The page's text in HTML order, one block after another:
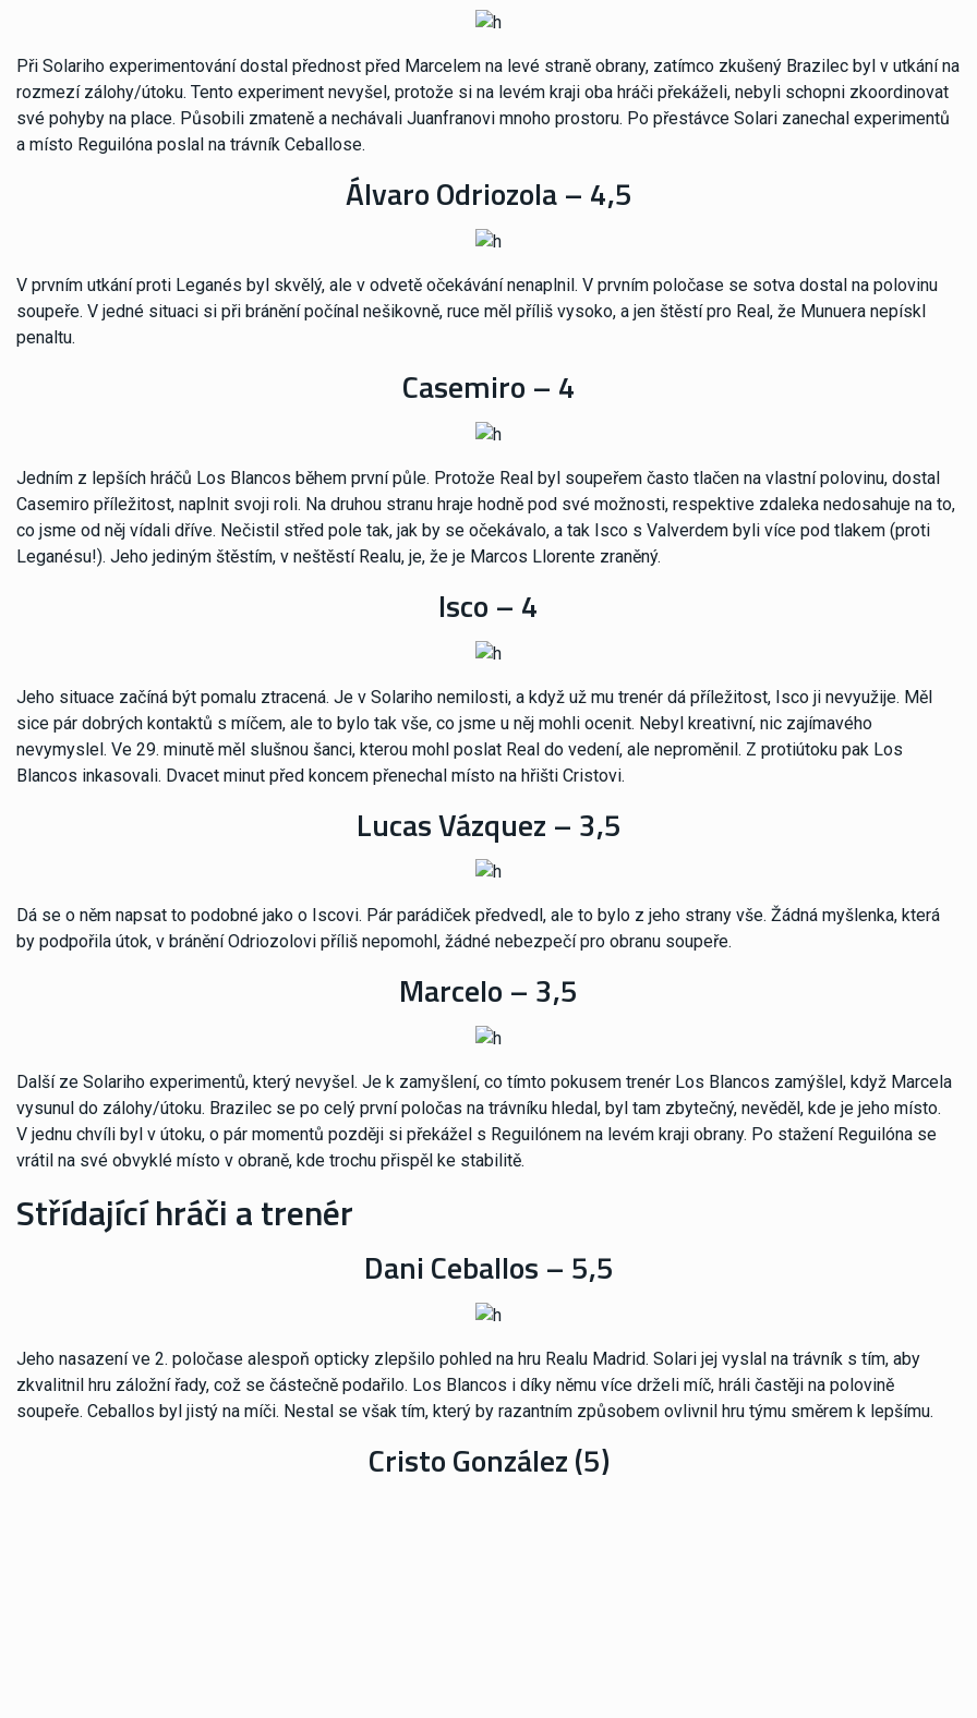
Při Solariho experimentování dostal přednost před Marcelem na levé straně obrany, zatímco zkušený Brazilec byl v utkání na
rozmezí zálohy/útoku. Tento experiment nevyšel, protože si na levém kraji oba hráči překáželi, nebyli schopni zkoordinovat
své pohyby na place. Působili zmateně a nechávali Juanfranovi mnoho prostoru. Po přestávce Solari zanechal experimentů
a místo Reguilóna poslal na trávník Ceballose.
Álvaro Odriozola – 4,5
V prvním utkání proti Leganés byl skvělý, ale v odvetě očekávání nenaplnil. V prvním poločase se sotva dostal na polovinu
soupeře. V jedné situaci si při bránění počínal nešikovně, ruce měl příliš vysoko, a jen štěstí pro Real, že Munuera nepískl
penaltu.
Casemiro – 4
Jedním z lepších hráčů Los Blancos během první půle. Protože Real byl soupeřem často tlačen na vlastní polovinu, dostal
Casemiro příležitost, naplnit svoji roli. Na druhou stranu hraje hodně pod své možnosti, respektive zdaleka nedosahuje na to,
co jsme od něj vídali dříve. Nečistil střed pole tak, jak by se očekávalo, a tak Isco s Valverdem byli více pod tlakem (proti
Leganésu!). Jeho jediným štěstím, v neštěstí Realu, je, že je Marcos Llorente zraněný.
Isco – 4
Jeho situace začíná být pomalu ztracená. Je v Solariho nemilosti, a když už mu trenér dá příležitost, Isco ji nevyužije. Měl
sice pár dobrých kontaktů s míčem, ale to bylo tak vše, co jsme u něj mohli ocenit. Nebyl kreativní, nic zajímavého
nevymyslel. Ve 29. minutě měl slušnou šanci, kterou mohl poslat Real do vedení, ale neproměnil. Z protiútoku pak Los
Blancos inkasovali. Dvacet minut před koncem přenechal místo na hřišti Cristovi.
Lucas Vázquez – 3,5
Dá se o něm napsat to podobné jako o Iscovi. Pár parádiček předvedl, ale to bylo z jeho strany vše. Žádná myšlenka, která
by podpořila útok, v bránění Odriozolovi příliš nepomohl, žádné nebezpečí pro obranu soupeře.
Marcelo – 3,5
Další ze Solariho experimentů, který nevyšel. Je k zamyšlení, co tímto pokusem trenér Los Blancos zamýšlel, když Marcela
vysunul do zálohy/útoku. Brazilec se po celý první poločas na trávníku hledal, byl tam zbytečný, nevěděl, kde je jeho místo.
V jednu chvíli byl v útoku, o pár momentů později si překážel s Reguilónem na levém kraji obrany. Po stažení Reguilóna se
vrátil na své obvyklé místo v obraně, kde trochu přispěl ke stabilitě.
Střídající hráči a trenér
Dani Ceballos – 5,5
Jeho nasazení ve 2. poločase alespoň opticky zlepšilo pohled na hru Realu Madrid. Solari jej vyslal na trávník s tím, aby
zkvalitnil hru záložní řady, což se částečně podařilo. Los Blancos i díky němu více drželi míč, hráli častěji na polovině
soupeře. Ceballos byl jistý na míči. Nestal se však tím, který by razantním způsobem ovlivnil hru týmu směrem k lepšímu.
Cristo González (5)